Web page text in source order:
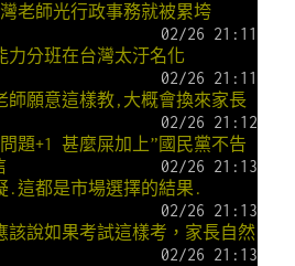
老師光行政事務就被累垮
02/26 21:11
力分班在台灣太汙名化
02/26 21:11
師願意這樣教,大概會換來家長
02/26 21:12
題+1 甚麼屎加上”國民黨不告
02/26 21:13
.這都是市場選擇的結果.
02/26 21:13
該說如果考試這樣考，家長自然
02/26 21:13